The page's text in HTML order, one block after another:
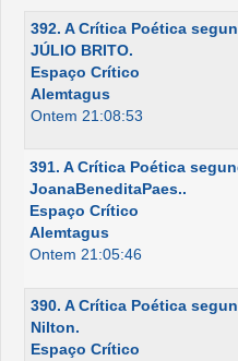
392. A Crítica Poética
JÚLIO BRITO.
Espaço Crítico
Alemtagus
Ontem 21:08:53
391. A Crítica Poética
JoanaBeneditaPaes..
Espaço Crítico
Alemtagus
Ontem 21:05:46
390. A Crítica Poética
Nilton.
Espaço Crítico